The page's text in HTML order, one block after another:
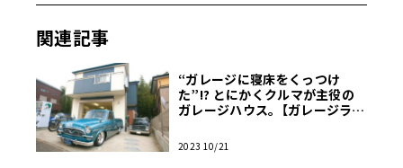
関連記事
“ガレージに寝床をくっつけ
た”!? とにかくクルマが主役の
ガレージハウス｡【ガレージライ
2023 10/21